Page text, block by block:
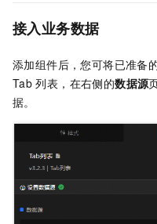
接入业务数据
添加组件后，您可将已准备
Tab 列表，在右侧的数据源
据。